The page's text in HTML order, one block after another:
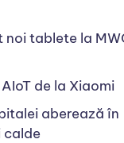
noi tablete la
de la Xiaomi
aberează în
calde